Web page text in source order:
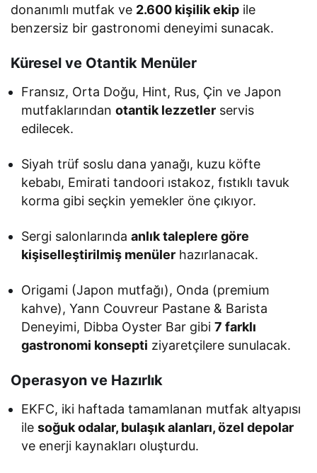
donanımlı mutfak ve 2.600 kişilik ekip ile
benzersiz bir gastronomi deneyimi sunacak.
Küresel ve Otantik Menüler
Fransız, Orta Doğu, Hint, Rus, Çin ve Japon
mutfaklarındanotantik lezzetler servis
edilecek.
Siyah trüf soslu dana yanağı, kuzu köfte
kebabı, Emirati tandoori ıstakoz, fıstıklı tavuk
korma gibi seçkin yemekler öne çıkıyor.
Sergi salonlarındaanlık taleplere göre
kişiselleştirilmiş menüler hazırlanacak.
Origami (Japon mutfağı), Onda (premium
kahve), Yann Couvreur Pastane & Barista
Deneyimi, Dibba Oyster Bar gibi7 farklı
gastronomi konsepti ziyaretçilere sunulacak.
Operasyon ve Hazırlık
EKFC, iki haftada tamamlanan mutfak altyapısı
ilesoğuk odalar, bulaşık alanları, özel depolar
ve enerji kaynakları oluşturdu.